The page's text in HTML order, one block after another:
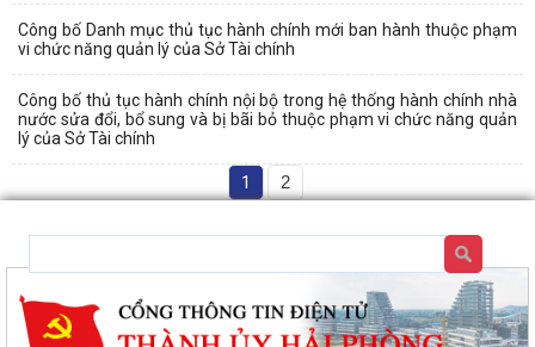
Công bố Danh mục thủ tục hành chính mới ban hành thuộc phạm
vi chức năng quản lý của Sở Tài chính
Công bố thủ tục hành chính nội bộ trong hệ thống hành chính nhà
nước sửa đổi, bổ sung và bị bãi bỏ thuộc phạm vi chức năng quản
lý của Sở Tài chính
1 2